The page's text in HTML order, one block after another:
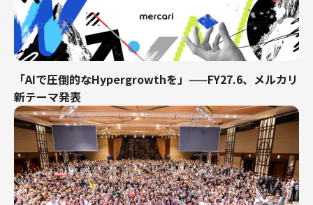
財務・経理
内部監査・リスク
法務
セキュリティ・プライバシー
募集中の求人一覧
「AIで圧倒的なHypergrowthを」——FY27.6、メルカリ
新テーマ発表